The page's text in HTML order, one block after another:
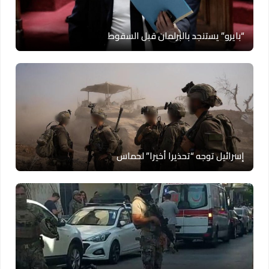
“بايرو” يستنجد بالبرلمان قبل السقوط
إسرائيل توجه “تحذيرا أخيرا” لحماس